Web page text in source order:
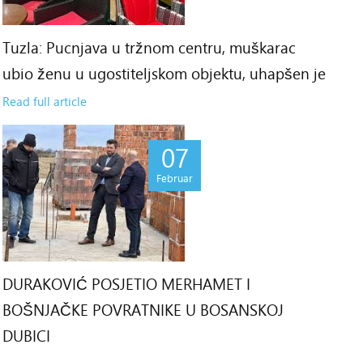
Tuzla: Pucnjava u tržnom centru, muškarac
ubio ženu u ugostiteljskom objektu, uhapšen je
Read full article
07
Februar
DURAKOVIĆ POSJETIO MERHAMET I
BOŠNJAČKE POVRATNIKE U BOSANSKOJ
DUBICI